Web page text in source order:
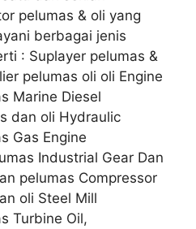
pelumas & oli yang
berbagai jenis
: Suplayer pelumas &
pelumas oli oli Engine
Marine Diesel
dan oli Hydraulic
Gas Engine
Industrial Gear Dan
pelumas Compressor
oli Steel Mill
Turbine Oil,